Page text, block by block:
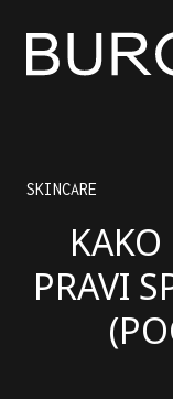
SKINCARE
PRAVI